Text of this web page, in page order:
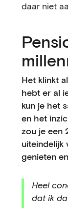
daar niet
Het klinkt
hebt er al
kun je het
en het
zou je een
uiteindelijk
genieten
Heel
dat ik